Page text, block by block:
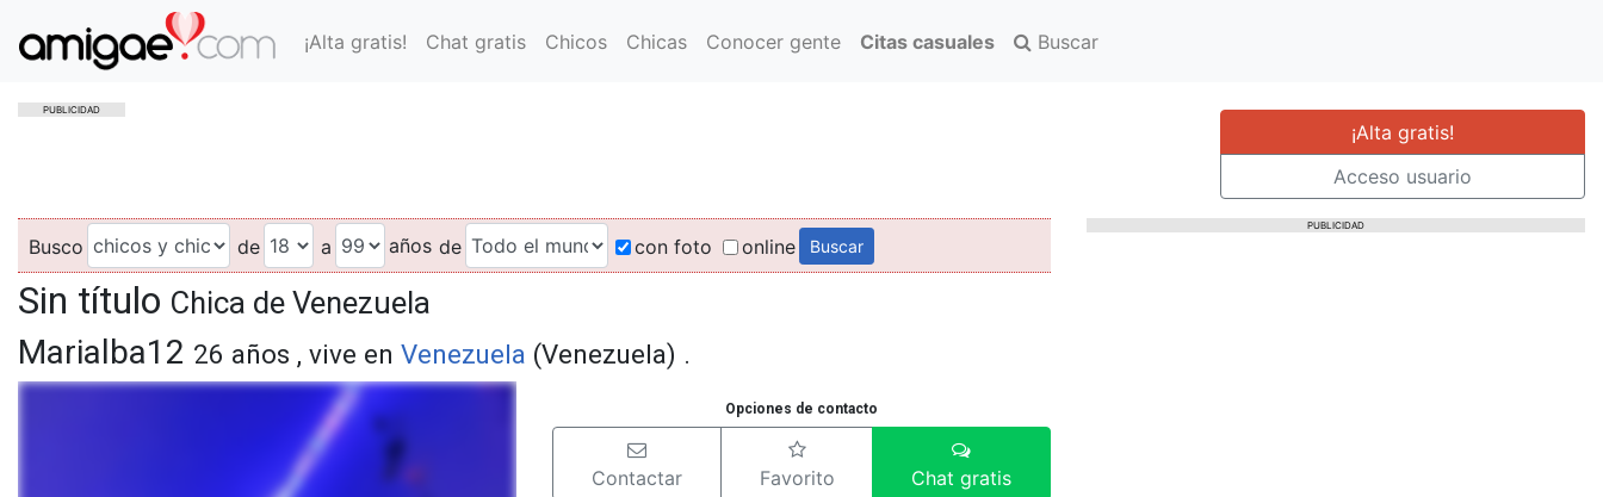
¡Alta gratis! Chat gratis Chicos Chicas Conocer gente Citas casuales Buscar
PUBLICIDAD
¡Alta gratis!
Acceso usuario
Busco de a años de con foto online
Sin título Chica de Venezuela
Marialba12 26 años , vive en Venezuela (Venezuela) .
Opciones de contacto
Contactar Favorito Chat gratis
PUBLICIDAD